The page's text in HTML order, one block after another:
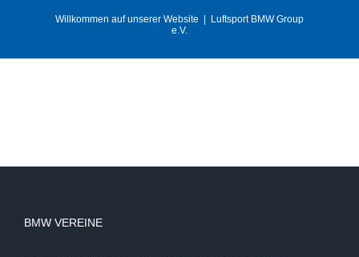
Willkommen auf unserer Website
Luftsport BMW Group
e.V.
BMW VEREINE